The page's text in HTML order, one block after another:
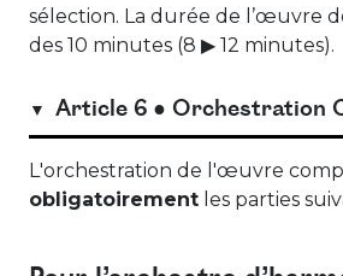
sélection. La durée de l’œuvre
des 10 minutes (8 ▶ 12 minutes).
Article 6 ● Orchestration
L'orchestration de l'œuvre
obligatoirement les parties